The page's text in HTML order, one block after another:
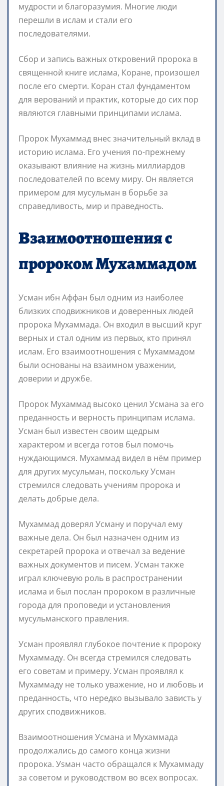
мудрости и благоразумия. Многие люди
перешли в ислам и стали его
последователями.
Сбор и запись важных откровений пророка в
священной книге ислама, Коране, произошел
после его смерти. Коран стал фундаментом
для верований и практик, которые до сих пор
являются главными принципами ислама.
Пророк Мухаммад внес значительный вклад в
историю ислама. Его учения по-прежнему
оказывают влияние на жизнь миллиардов
последователей по всему миру. Он является
примером для мусульман в борьбе за
справедливость, мир и праведность.
Взаимоотношения с
пророком Мухаммадом
Усман ибн Аффан был одним из наиболее
близких сподвижников и доверенных людей
пророка Мухаммада. Он входил в высший круг
верных и стал одним из первых, кто принял
ислам. Его взаимоотношения с Мухаммадом
были основаны на взаимном уважении,
доверии и дружбе.
Пророк Мухаммад высоко ценил Усмана за его
преданность и верность принципам ислама.
Усман был известен своим щедрым
характером и всегда готов был помочь
нуждающимся. Мухаммад видел в нём пример
для других мусульман, поскольку Усман
стремился следовать учениям пророка и
делать добрые дела.
Мухаммад доверял Усману и поручал ему
важные дела. Он был назначен одним из
секретарей пророка и отвечал за ведение
важных документов и писем. Усман также
играл ключевую роль в распространении
ислама и был послан пророком в различные
города для проповеди и установления
мусульманского правления.
Усман проявлял глубокое почтение к пророку
Мухаммаду. Он всегда стремился следовать
его советам и примеру. Усман проявлял к
Мухаммаду не только уважение, но и любовь и
преданность, что нередко вызывало зависть у
других сподвижников.
Взаимоотношения Усмана и Мухаммада
продолжались до самого конца жизни
пророка. Уsман часто обращался к Мухаммаду
за советом и руководством во всех вопросах.